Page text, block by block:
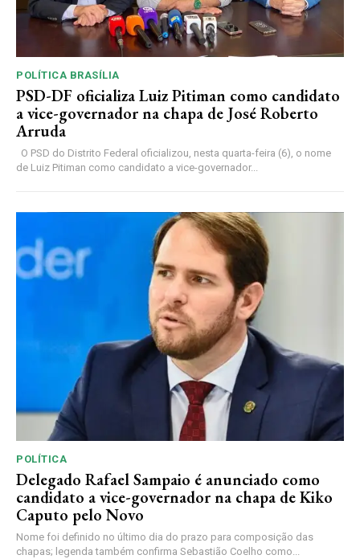
POLÍTICA BRASÍLIA
PSD-DF oficializa Luiz Pitiman como candidato
a vice-governador na chapa de José Roberto
Arruda
de Luiz Pitiman como candidato a vice-governador...
POLÍTICA
Delegado Rafael Sampaio é anunciado como
candidato a vice-governador na chapa de Kiko
Caputo pelo Novo
Nome foi definido no último dia do prazo para composição das
chapas; legenda também confirma Sebastião Coelho como...